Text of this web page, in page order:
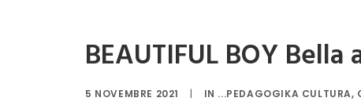
BEAUTIFUL BOY
5 NOVEMBRE 2021 | IN ...PEDAGOGIKA CULTURA,